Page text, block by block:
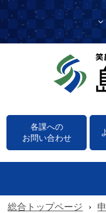
各課への
お問い合わせ
総合トップページ ›